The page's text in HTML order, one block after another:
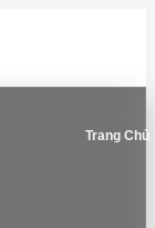
Trang Chủ